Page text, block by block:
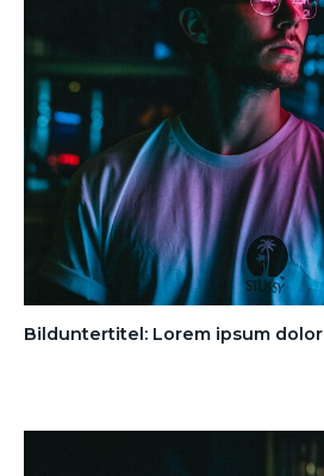
Bilduntertitel: Lorem ipsum dolor